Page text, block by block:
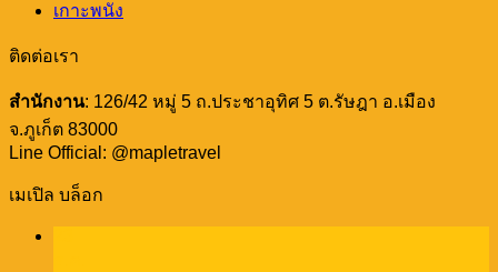
เกาะพนัง
ติดต่อเรา
สำนักงาน: 126/42 หมู่ 5 ถ.ประชาอุทิศ 5 ต.รัษฎา อ.เมือง
จ.ภูเก็ต 83000
Line Official: @mapletravel
เมเปิล บล็อก